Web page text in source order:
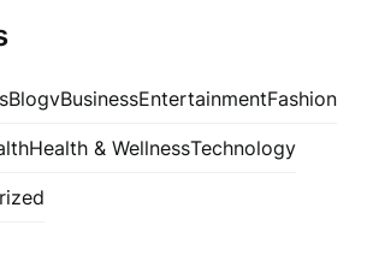
BlogvBusinessEntertainmentFashion
Health & WellnessTechnology